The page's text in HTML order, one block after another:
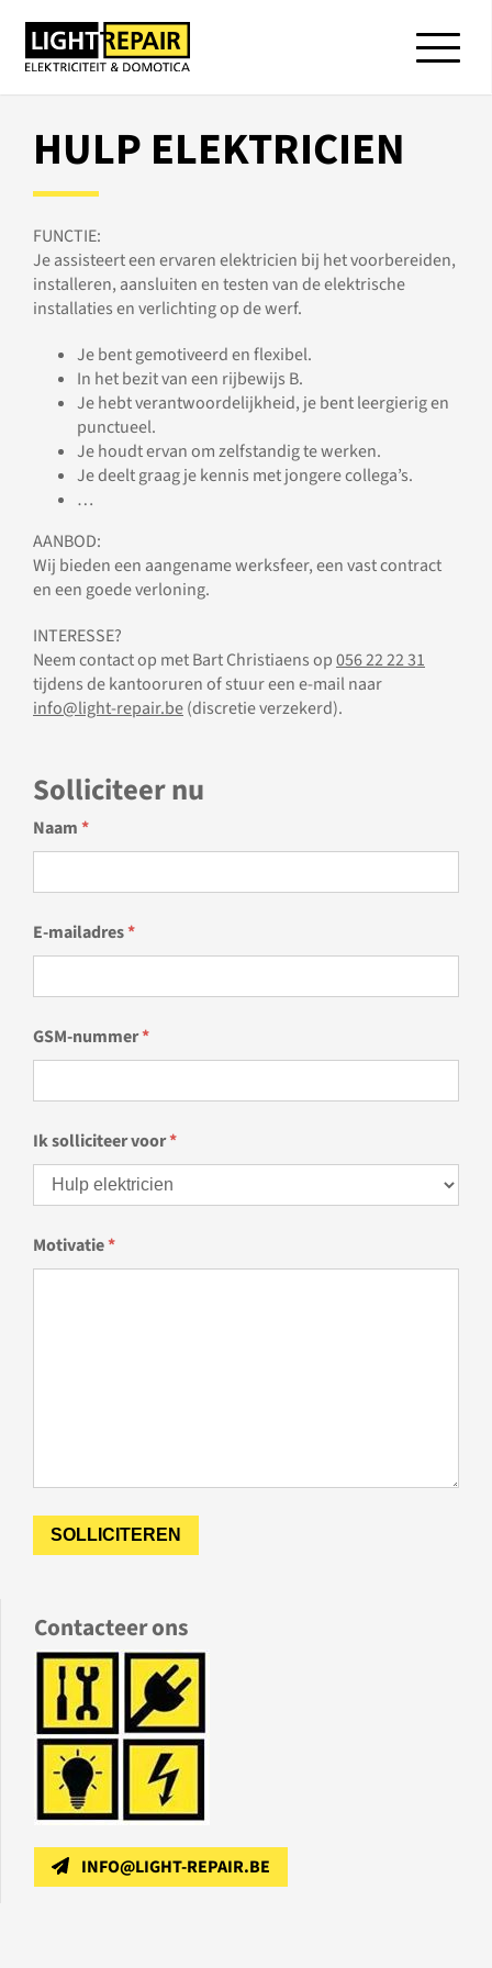
HULP ELEKTRICIEN
FUNCTIE:
Je assisteert een ervaren elektricien bij het voorbereiden,
installeren, aansluiten en testen van de elektrische
installaties en verlichting op de werf.
Je bent gemotiveerd en flexibel.
In het bezit van een rijbewijs B.
Je hebt verantwoordelijkheid, je bent leergierig en
punctueel.
Je houdt ervan om zelfstandig te werken.
Je deelt graag je kennis met jongere collega’s.
…
AANBOD:
Wij bieden een aangename werksfeer, een vast contract
en een goede verloning.
INTERESSE?
Neem contact op met Bart Christiaens op056 22 22 31
tijdens de kantooruren of stuur een e-mail naar
info@light-repair.be(discretie verzekerd).
Solliciteer nu
Naam*
E-mailadres*
GSM-nummer*
Ik solliciteer voor*
Motivatie*
Contacteer ons
INFO@LIGHT-REPAIR.BE